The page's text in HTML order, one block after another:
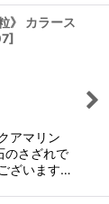
》 カラース
]
アマリン
のさざれで
ざいます…